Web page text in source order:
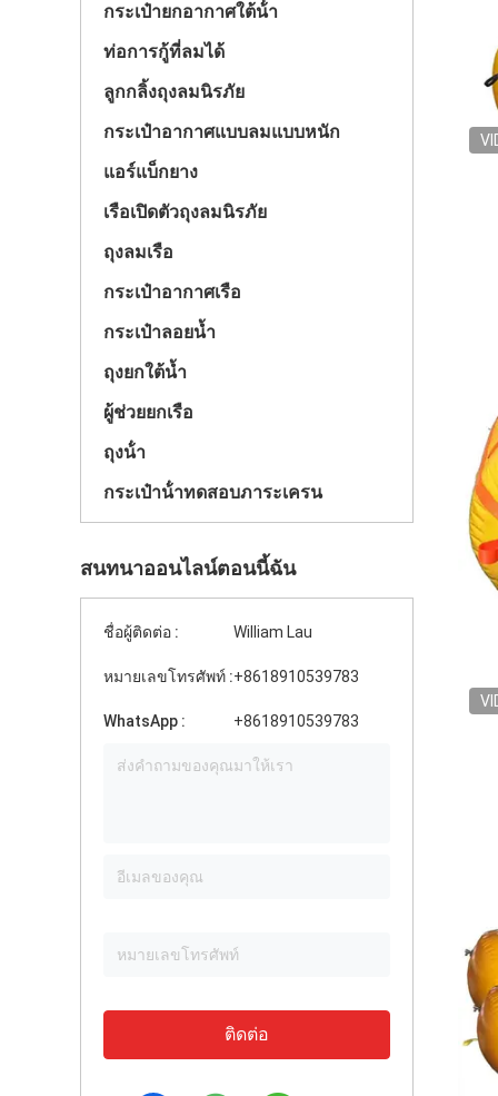
กระเป๋ายกอากาศใต้น้ํา
ท่อการกู้ที่ลมได้
ลูกกลิ้งถุงลมนิรภัย
กระเป๋าอากาศแบบลมแบบหนัก
แอร์แบ็กยาง
เรือเปิดตัวถุงลมนิรภัย
ถุงลมเรือ
กระเป๋าอากาศเรือ
กระเป๋าลอยน้ำ
ถุงยกใต้น้ำ
ผู้ช่วยยกเรือ
ถุงน้ํา
กระเป๋าน้ําทดสอบภาระเครน
สนทนาออนไลน์ตอนนี้ฉัน
ชื่อผู้ติดต่อ : William Lau
หมายเลขโทรศัพท์ :+8618910539783
WhatsApp : +8618910539783
ติดต่อ